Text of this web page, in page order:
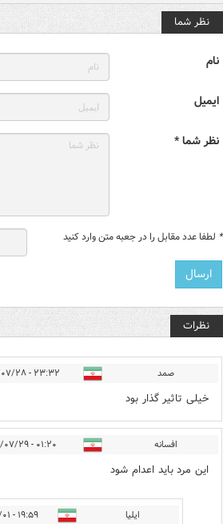
نظر شما
نام
ایمیل
نظر شما *
* لطفا عدد مقابل را در جعبه متن وارد کنید
نظرات
صمد ۲۳:۳۲ - ۱۴۰۰/۰۷/۲۸
خیلی تاثیر گذار بود
افسانه ۰۱:۲۰ - ۱۴۰۰/۰۷/۲۹
این مرد باید اعدام شود
ایلیا ۱۹:۵۹ - ۱۴۰۰/۰۸/۰۱